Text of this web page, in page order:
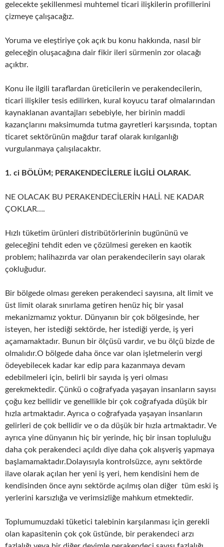
gelecekte şekillenmesi muhtemel ticari ilişkilerin profillerini
çizmeye çalışacağız.
Yoruma ve eleştiriye çok açık bu konu hakkında, nasıl bir
geleceğin oluşacağına dair fikir ileri sürmenin zor olacağı
açıktır.
Konu ile ilgili taraflardan üreticilerin ve perakendecilerin,
ticari ilişkiler tesis edilirken, kural koyucu taraf olmalarından
kaynaklanan avantajları sebebiyle, her birinin maddi
kazançlarını maksimumda tutma gayretleri karşısında, toptan
ticaret sektörünün mağdur taraf olarak kırılganlığı
vurgulanmaya çalışılacaktır.
1. ci BÖLÜM; PERAKENDECİLERLE İLGİLİ OLARAK.
NE OLACAK BU PERAKENDECİLERİN HALİ. NE KADAR
ÇOKLAR….
Hızlı tüketim ürünleri distribütörlerinin bugününü ve
geleceğini tehdit eden ve çözülmesi gereken en kaotik
problem; halihazırda var olan perakendecilerin sayı olarak
çokluğudur.
Bir bölgede olması gereken perakendeci sayısına, alt limit ve
üst limit olarak sınırlama getiren henüz hiç bir yasal
mekanizmamız yoktur. Dünyanın bir çok bölgesinde, her
isteyen, her istediği sektörde, her istediği yerde, iş yeri
açamamaktadır. Bunun bir ölçüsü vardır, ve bu ölçü bizde de
olmalıdır.O bölgede daha önce var olan işletmelerin vergi
ödeyebilecek kadar kar edip para kazanmaya devam
edebilmeleri için, belirli bir sayıda iş yeri olması
gerekmektedir. Çünkü o coğrafyada yaşayan insanların sayısı
çoğu kez bellidir ve genellikle bir çok coğrafyada düşük bir
hızla artmaktadır. Ayrıca o coğrafyada yaşayan insanların
gelirleri de çok bellidir ve o da düşük bir hızla artmaktadır. Ve
ayrıca yine dünyanın hiç bir yerinde, hiç bir insan topluluğu
daha çok perakendeci açıldı diye daha çok alışveriş yapmaya
başlamamaktadır.Dolayısıyla kontrolsüzce, aynı sektörde
ilave olarak açılan her yeni iş yeri, hem kendisini hem de
kendisinden önce aynı sektörde açılmış olan diğer tüm eski iş
yerlerini karsızlığa ve verimsizliğe mahkum etmektedir.
Toplumumuzdaki tüketici talebinin karşılanması için gerekli
olan kapasitenin çok çok üstünde, bir perakendeci arzı